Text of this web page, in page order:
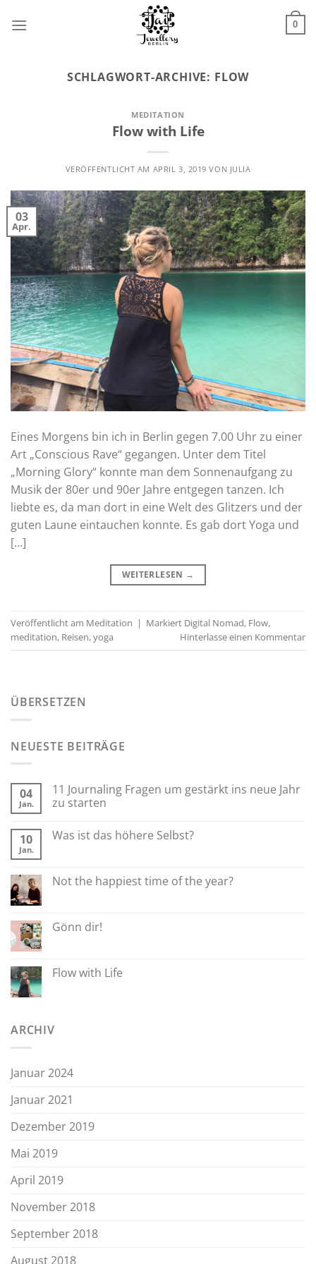
Inhalt
0
SCHLAGWORT-ARCHIVE: FLOW
MEDITATION
Flow with Life
VERÖFFENTLICHT AM APRIL 3, 2019 VON JULIA
03
Apr.
Eines Morgens bin ich in Berlin gegen 7.00 Uhr zu einer
Art „Conscious Rave“ gegangen. Unter dem Titel
„Morning Glory“ konnte man dem Sonnenaufgang zu
Musik der 80er und 90er Jahre entgegen tanzen. Ich
liebte es, da man dort in eine Welt des Glitzers und der
guten Laune eintauchen konnte. Es gab dort Yoga und
[…]
WEITERLESEN →
Veröffentlicht am Meditation | Markiert Digital Nomad, Flow,
meditation, Reisen,yoga Hinterlasse einen Kommentar
ÜBERSETZEN
NEUESTE BEITRÄGE
04
Jan.
11 Journaling Fragen um gestärkt ins neue Jahr
zu starten
10
Jan.
Was ist das höhere Selbst?
Not the happiest time of the year?
Gönn dir!
Flow with Life
ARCHIV
Januar 2024
Januar 2021
Dezember 2019
Mai 2019
April 2019
November 2018
September 2018
August 2018